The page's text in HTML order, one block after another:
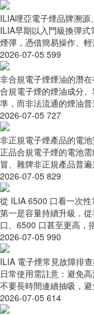
ILIA哩亞電子煙品牌溯
ILIA早期以入門級換彈
煙彈，憑借簡易操作、
2026-07-05 599
非合規電子煙煙油的潛
合規電子煙的煙油成分
準，而非法流通的煙油
2026-07-05 727
非正規電子煙產品的電
正品合規電子煙的電池
冒、雜牌非正規產品普
2026-07-05 829
從 ILIA 6500 口看一次
第一是容量持續升級，
口、6500 口甚至更高，
2026-07-05 990
ILIA 電子煙常見故障排
日常使用需註意：避免
不要長時間連續抽吸，
2026-07-05 614